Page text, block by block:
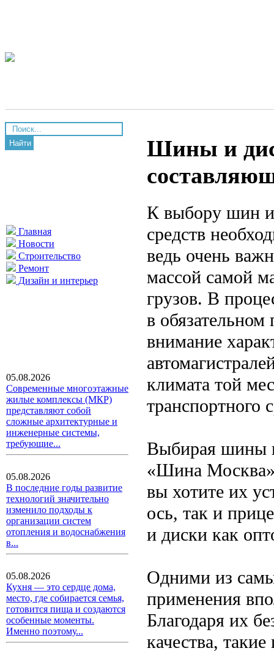
Найти
Главная
Новости
Строительство
Ремонт
Дизайн и интерьер
05.08.2026
Современные многоэтажные
жилые комплексы (МКР)
представляют собой
сложные архитектурные и
инженерные системы,
требующие...
05.08.2026
В последние годы развитие
технологий значительно
изменило подходы к
организации систем
отопления и водоснабжения
в...
05.08.2026
Кухня — это сердце дома,
место, где собирается семья,
готовится пища и создаются
особенные моменты.
Именно поэтому...
Шины и
К выбору шин и
средств
ведь очень
массой самой
грузов. В
в
внимание
климата той
транспортного
Выбирая
«Шина
вы хотите их
ось, так и
и диски как
Одними из
применения
Благодаря их
качества,